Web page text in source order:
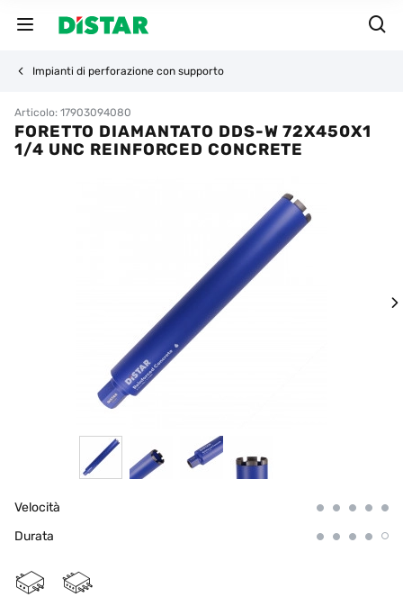
Impianti di perforazione con supporto
Articolo: 17903094080
FORETTO DIAMANTATO DDS-W 72X450X1
1/4 UNC REINFORCED CONCRETE
Velocità
Durata